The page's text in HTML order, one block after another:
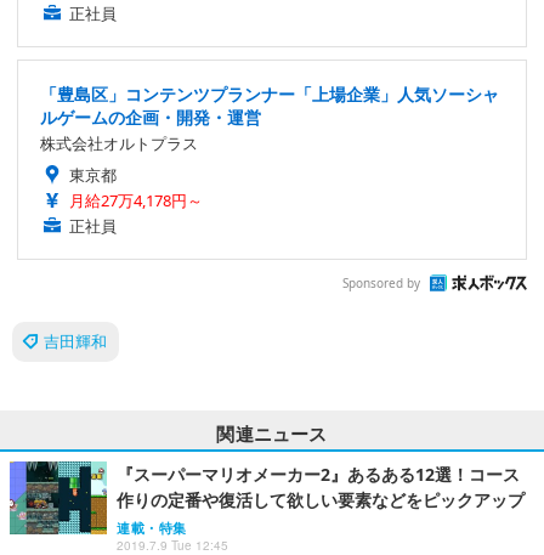
正社員
「豊島区」コンテンツプランナー「上場企業」人気ソーシャ
ルゲームの企画・開発・運営
株式会社オルトプラス
東京都
月給27万4,178円～
正社員
Sponsored by
吉田輝和
関連ニュース
『スーパーマリオメーカー2』あるある12選！コース
作りの定番や復活して欲しい要素などをピックアップ
連載・特集
2019.7.9 Tue 12:45